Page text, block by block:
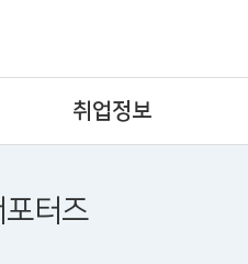
취업정보
터즈